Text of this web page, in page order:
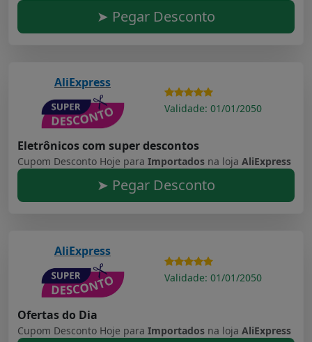
➤ Pegar Desconto
AliExpress
Validade: 01/01/2050
Eletrônicos com super descontos
Cupom Desconto Hoje para Importados na loja AliExpress
➤ Pegar Desconto
AliExpress
Validade: 01/01/2050
Ofertas do Dia
Cupom Desconto Hoje para Importados na loja AliExpress